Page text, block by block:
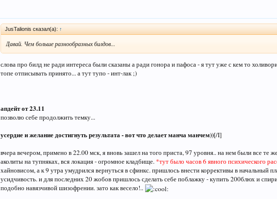
JusTalionis сказал(а): ↑
Давай. Чем больше разнообразных билдов...
слова про билд не ради интереса были сказаны а ради гонора и пафоса - я тут уже с кем то
топе отписывать принято... а тут тупо - инт-лак ;)
апдейт от 23.11
позволю себе продолжить темку...
усердие и желание достигнуть результата - вот что делает манча манчем))[/I]
вчера вечером, примено в 22.00 мск, я вновь зашел на того приста, 97 уровня.. на нем были все
аколиты на тупняках, вся локация - огромное кладбище. *тут было часов 6 явного психического
хайновисом, а к 9 утра умудрился вернуться в сфинкс. пришлось внести коррективы в начальный
усидчивость. и для последних 20 жобов пришлось сделать себе поблажку - купить 200блюх и
подобно навязчивой шизофрении. зато как весело!..